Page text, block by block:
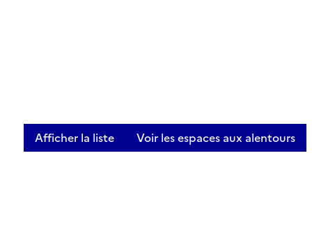
Afficher la liste Voir les espaces aux alentours